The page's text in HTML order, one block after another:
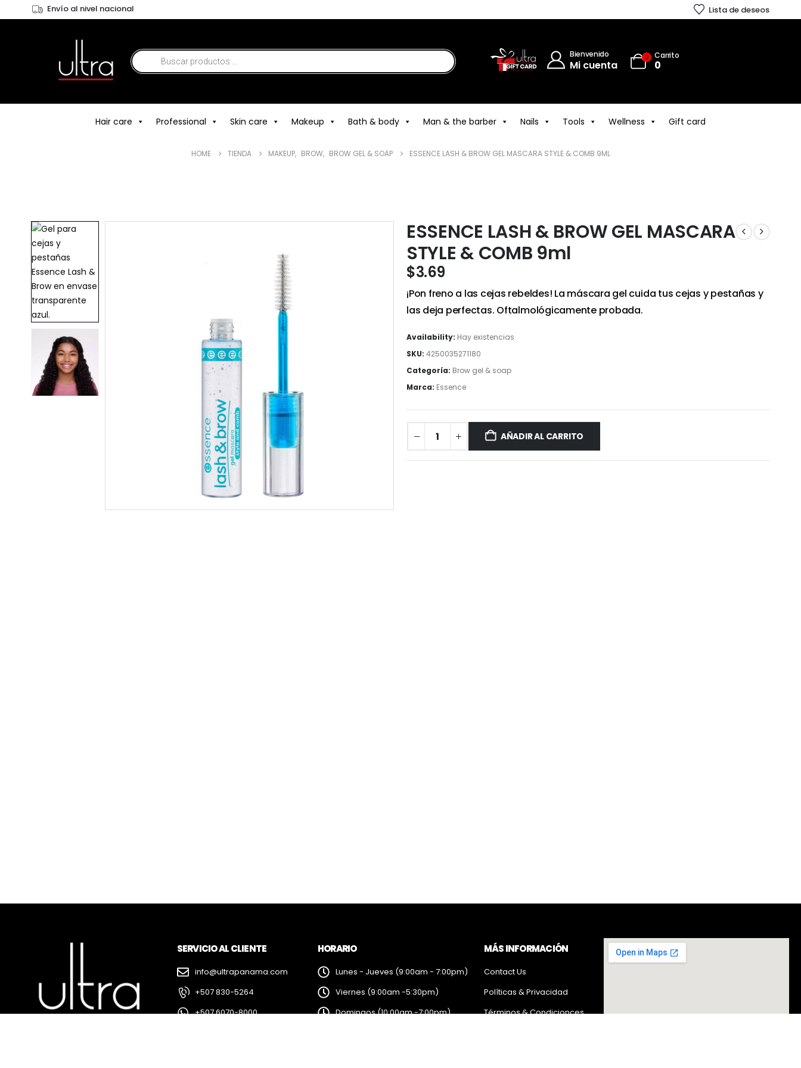
Envío al nivel nacional Lista de deseos
Bienvenido
Mi cuenta
0 Carrito
0
Hair care Professional Skin care Makeup Bath & body Man & the barber Nails Tools Wellness Gift card
HOME TIENDA MAKEUP, BROW, BROW GEL & SOAP ESSENCE LASH & BROW GEL MASCARA STYLE & COMB 9ML
ESSENCE LASH & BROW GEL MASCARA
STYLE & COMB 9ml
$3.69
¡Pon freno a las cejas rebeldes! La máscara gel cuida tus cejas y pestañas y
las deja perfectas. Oftalmológicamente probada.
Availability: Hay existencias
SKU: 4250035271180
Categoría: Brow gel & soap
Marca: Essence
AÑADIR AL CARRITO
SERVICIO AL CLIENTE
info@ultrapanama.com
+507 830-5264
+507 6070-8000
HORARIO
Lunes - Jueves (9:00am - 7:00pm)
Viernes (9:00am -5:30pm)
Domingos (10:00am -7:00pm)
MÁS INFORMACIÓN
Contact Us
Políticas & Privacidad
Términos & Condicionces